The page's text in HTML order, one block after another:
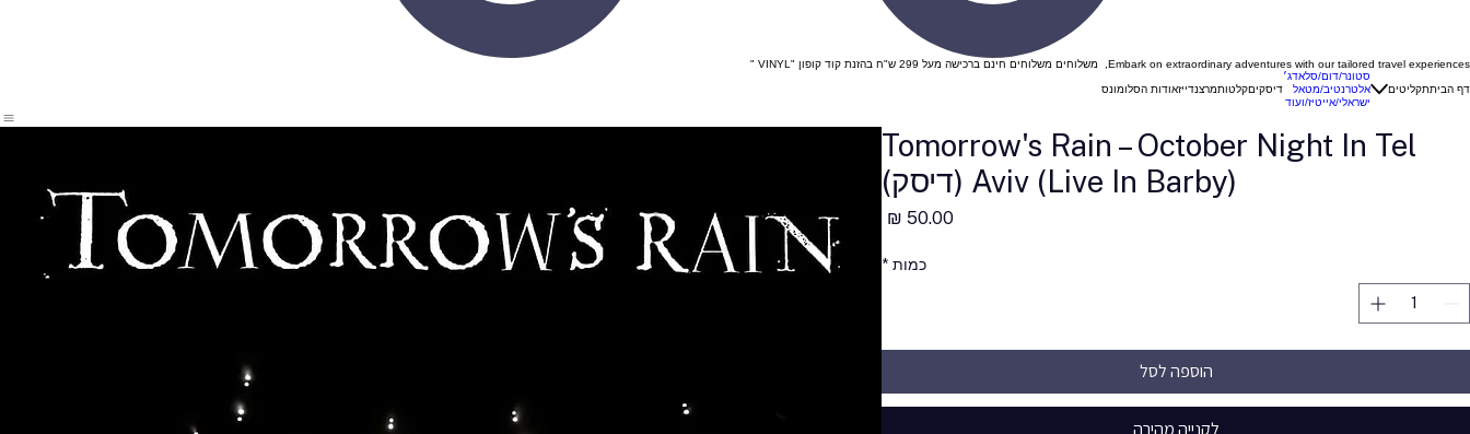
Embark on extraordinary adventures with our tailored travel experiences, משלוחים משלוחים חינם ברכישה מעל 299 ש"ח בהזנת קוד קופון "VINYL "
דף הביתתקליטים
סטונר/דום/סלאדג׳
אלטרנטיב/מטאל
ישראלי/אייטיז/ועוד
דיסקיםקלטותמרצנדייזאודות הסלומונס
Tomorrow's Rain – October Night In Tel
Aviv (Live In Barby) ‏(דיסק)
מחיר
כמות *
הוספה לסל
לקנייה מהירה